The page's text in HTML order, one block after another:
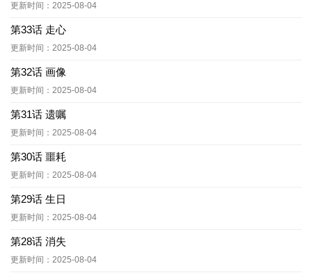
更新时间：2025-08-04
第33话 走心
更新时间：2025-08-04
第32话 画像
更新时间：2025-08-04
第31话 遗嘱
更新时间：2025-08-04
第30话 噩耗
更新时间：2025-08-04
第29话 生日
更新时间：2025-08-04
第28话 消失
更新时间：2025-08-04